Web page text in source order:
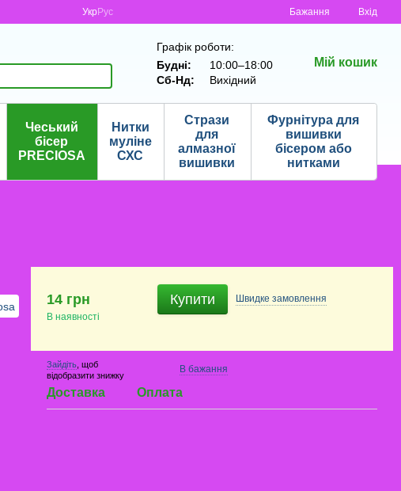
УкрРус Бажання Вхід
Графік роботи:
Будні:
10:00–18:00
Сб-Нд:
Вихідний
Мій кошик
Чеський
бісер
PRECIOSA
Нитки
муліне
СХС
Стрази
для
алмазної
вишивки
Фурнітура для
вишивки
бісером або
нитками
14 грн
В наявності
Купити Швидке замовлення
Зайдіть , щоб
відобразити знижку
В бажання
Доставка Оплата